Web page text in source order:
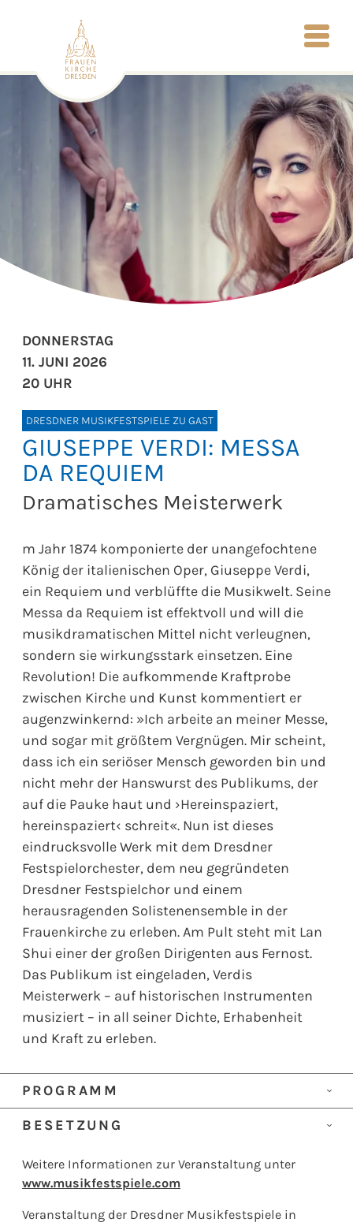
DRESDNER MUSIKFESTSPIELE ZU GAST
GIUSEPPE VERDI: MESSA
DA REQUIEM
Dramatisches Meisterwerk
m Jahr 1874 komponierte der unangefochtene
König der italienischen Oper, Giuseppe Verdi,
ein Requiem und verblüffte die Musikwelt. Seine
Messa da Requiem ist effektvoll und will die
musikdramatischen Mittel nicht verleugnen,
sondern sie wirkungsstark einsetzen. Eine
Revolution! Die aufkommende Kraftprobe
zwischen Kirche und Kunst kommentiert er
augenzwinkernd: »Ich arbeite an meiner Messe,
und sogar mit größtem Vergnügen. Mir scheint,
dass ich ein seriöser Mensch geworden bin und
nicht mehr der Hanswurst des Publikums, der
auf die Pauke haut und ›Hereinspaziert,
hereinspaziert‹ schreit«. Nun ist dieses
eindrucksvolle Werk mit dem Dresdner
Festspielorchester, dem neu gegründeten
Dresdner Festspielchor und einem
herausragenden Solistenensemble in der
Frauenkirche zu erleben. Am Pult steht mit Lan
Shui einer der großen Dirigenten aus Fernost.
Das Publikum ist eingeladen, Verdis
Meisterwerk – auf historischen Instrumenten
musiziert – in all seiner Dichte, Erhabenheit
und Kraft zu erleben.
PROGRAMM
Giuseppe Verdi
BESETZUNG
MezzosopranMarina Prudenskaya
TenorBarry Banks
BaritonAnthony Robin Schneider
Weitere Informationen zur Veranstaltung unter
www.musikfestspiele.com
Veranstaltung der Dresdner Musikfestspiele in
DONNERSTAG
11. JUNI 2026
20 UHR